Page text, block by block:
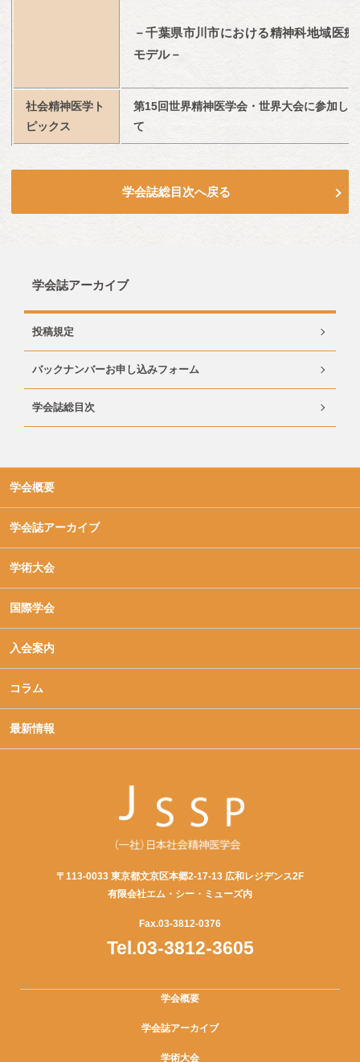
－千葉県市川市における精神科地域医療
モデル－
社会精神医学ト
ピックス
第15回世界精神医学会・世界大会に参加し
て
学会誌総目次へ戻る
学会誌アーカイブ
投稿規定
バックナンバーお申し込みフォーム
学会誌総目次
学会概要
学会誌アーカイブ
学術大会
国際学会
入会案内
コラム
最新情報
〒113-0033 東京都文京区本郷2-17-13 広和レジデンス2F
有限会社エム・シー・ミューズ内
Fax.03-3812-0376
Tel.03-3812-3605
学会概要
学会誌アーカイブ
学術大会